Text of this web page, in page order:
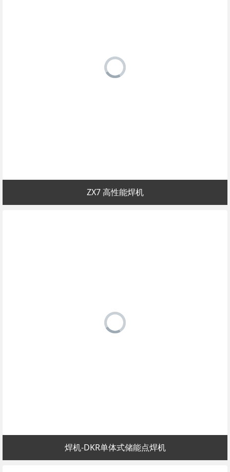
ZX7 高性能焊机
焊机-DKR单体式储能点焊机